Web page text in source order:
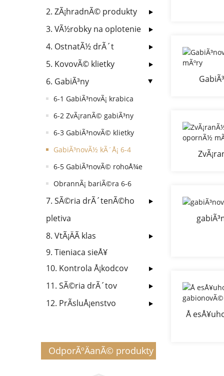
2. ZÃ¡hradnÃ© produkty
3. VÃ½robky na oplotenie
4. OstnatÃ½ drÃ´t
5. KovovÃ© klietky
6. GabiÃ³ny
6-1 GabiÃ³novÃ¡ krabica
6-2 ZvÃ¡ranÃ© gabiÃ³ny
6-3 GabiÃ³novÃ© klietky
GabiÃ³novÃ½ kÃ´Å¡ 6-4
6-5 GabiÃ³novÃ© rohoÅ¾e
ObrannÃ¡ bariÃ©ra 6-6
7. SÃ©ria drÃ´tenÃ©ho
pletiva
8. VtÃ¡ÄÃ­ klas
9. Tieniaca sieÅ¥
10. Kontrola Å¡kodcov
11. SÃ©ria drÃ´tov
12. PrÃ­sluÅ¡enstvo
OdporÃºÄanÃ© produkty
Å